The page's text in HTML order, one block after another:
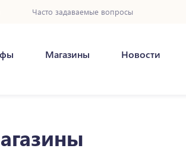
Часто задаваемые вопросы
Магазины Новости